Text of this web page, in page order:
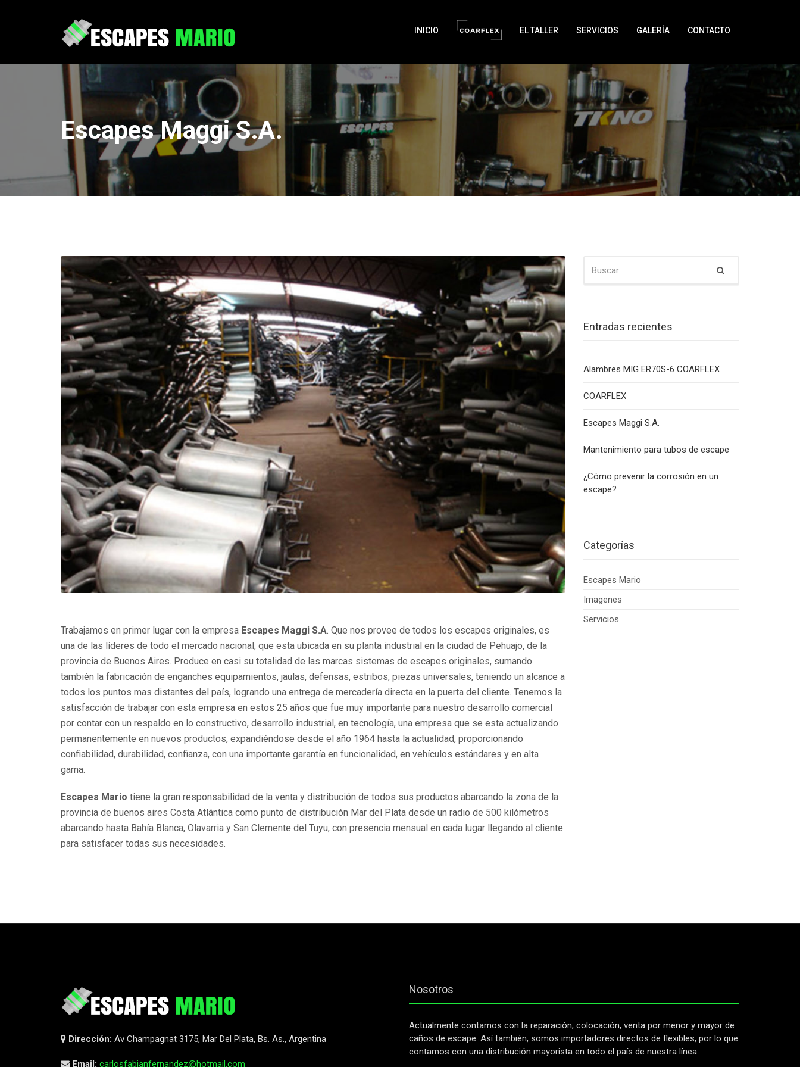
INICIO EL TALLER SERVICIOS GALERÍA CONTACTO
Escapes Maggi S.A.
Trabajamos en primer lugar con la empresa Escapes Maggi S.A. Que nos provee de todos los escapes originales, es
una de las líderes de todo el mercado nacional, que esta ubicada en su planta industrial en la ciudad de Pehuajo, de la
provincia de Buenos Aires. Produce en casi su totalidad de las marcas sistemas de escapes originales, sumando
también la fabricación de enganches equipamientos, jaulas, defensas, estribos, piezas universales, teniendo un alcance a
todos los puntos mas distantes del país, logrando una entrega de mercadería directa en la puerta del cliente. Tenemos la
satisfacción de trabajar con esta empresa en estos 25 años que fue muy importante para nuestro desarrollo comercial
por contar con un respaldo en lo constructivo, desarrollo industrial, en tecnología, una empresa que se esta actualizando
permanentemente en nuevos productos, expandiéndose desde el año 1964 hasta la actualidad, proporcionando
confiabilidad, durabilidad, confianza, con una importante garantía en funcionalidad, en vehículos estándares y en alta
gama.
Escapes Mario tiene la gran responsabilidad de la venta y distribución de todos sus productos abarcando la zona de la
provincia de buenos aires Costa Atlántica como punto de distribución Mar del Plata desde un radio de 500 kilómetros
abarcando hasta Bahía Blanca, Olavarria y San Clemente del Tuyu, con presencia mensual en cada lugar llegando al cliente
para satisfacer todas sus necesidades.
Entradas recientes
Alambres MIG ER70S-6 COARFLEX
COARFLEX
Escapes Maggi S.A.
Mantenimiento para tubos de escape
¿Cómo prevenir la corrosión en un
escape?
Categorías
Escapes Mario
Imagenes
Servicios
Dirección: Av Champagnat 3175, Mar Del Plata, Bs. As., Argentina
Email: carlosfabianfernandez@hotmail.com
Nosotros
Actualmente contamos con la reparación, colocación, venta por menor y mayor de
caños de escape. Así también, somos importadores directos de flexibles, por lo que
contamos con una distribución mayorista en todo el país de nuestra línea